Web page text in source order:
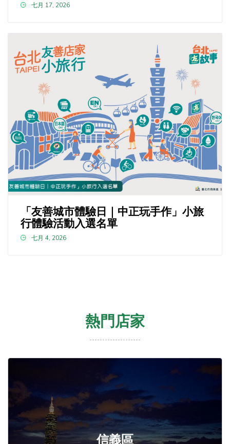
七月 17, 2026
「友善城市體驗日｜中正玩手作」小旅
行體驗活動入選名單
七月 4, 2026
熱門店家
信義區